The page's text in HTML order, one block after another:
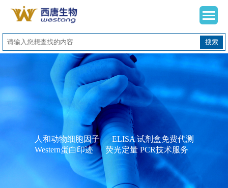
搜索
人和动物细胞因子 ELISA 试剂盒免费代测
Western蛋白印迹 荧光定量 PCR技术服务